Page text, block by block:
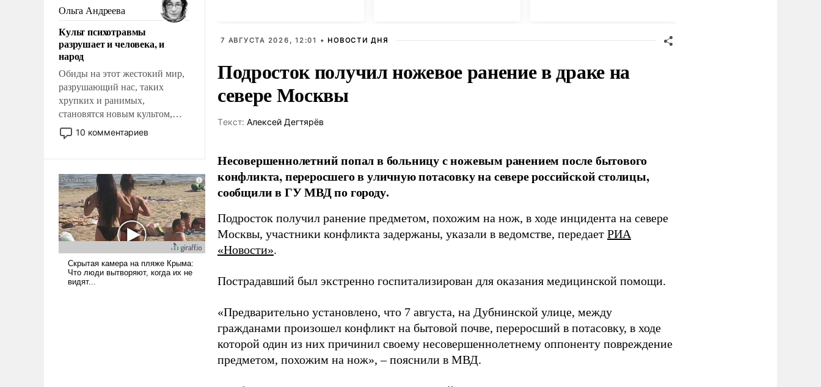
и ее реализация радикально
поднимет наши боевые
возможности.
Ольга Андреева
Культ психотравмы
разрушает и человека, и
народ
Обиды на этот жестокий мир,
разрушающий нас, таких
хрупких и ранимых,
становятся новым культом,
постепенно вытесняя и
отменяя традиционное
ударами судьбы, брать на себя
ответственность, помогать
слабым, идти вперед и
адаптироваться.
10 комментариев
7 АВГУСТА 2026, 12:01 • НОВОСТИ ДНЯ
Подросток получил ножевое ранение в драке на
севере Москвы
Tекст: Алексей Дегтярёв
Несовершеннолетний попал в больницу с ножевым ранением после бытового
конфликта, переросшего в уличную потасовку на севере российской столицы,
сообщили в ГУ МВД по городу.
Подросток получил ранение предметом, похожим на нож, в ходе инцидента на севере
Москвы, участники конфликта задержаны, указали в ведомстве, передает РИА
«Новости».
Пострадавший был экстренно госпитализирован для оказания медицинской помощи.
«Предварительно установлено, что 7 августа, на Дубнинской улице, между
гражданами произошел конфликт на бытовой почве, переросший в потасовку, в ходе
которой один из них причинил своему несовершеннолетнему оппоненту повреждение
предметом, похожим на нож», – пояснили в МВД.